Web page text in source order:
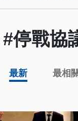
#停戰協
最新 最相